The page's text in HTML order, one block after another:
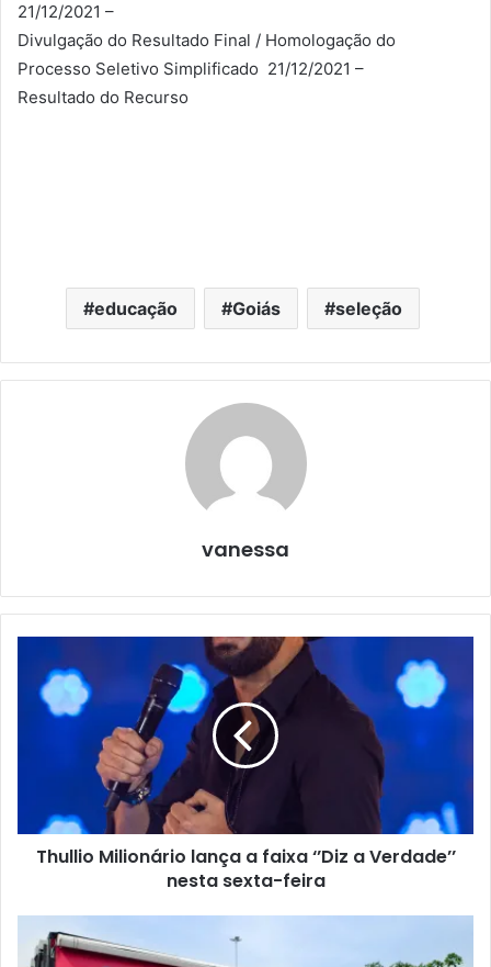
21/12/2021 –
Divulgação do Resultado Final / Homologação do
Processo Seletivo Simplificado 21/12/2021 –
Resultado do Recurso
educação Goiás seleção
vanessa
Thullio Milionário lança a faixa ‘’Diz a Verdade’’
nesta sexta-feira